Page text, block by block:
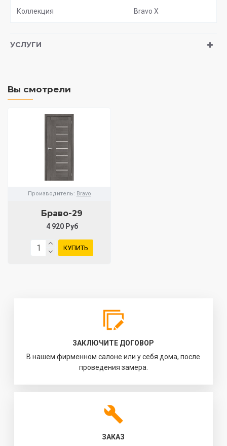
Коллекция Bravo X
УСЛУГИ
Вы смотрели
Производитель: Bravo
Браво-29
4 920 Руб
КУПИТЬ
ЗАКЛЮЧИТЕ ДОГОВОР
В нашем фирменном салоне или у себя дома, после
проведения замера.
ЗАКАЗ